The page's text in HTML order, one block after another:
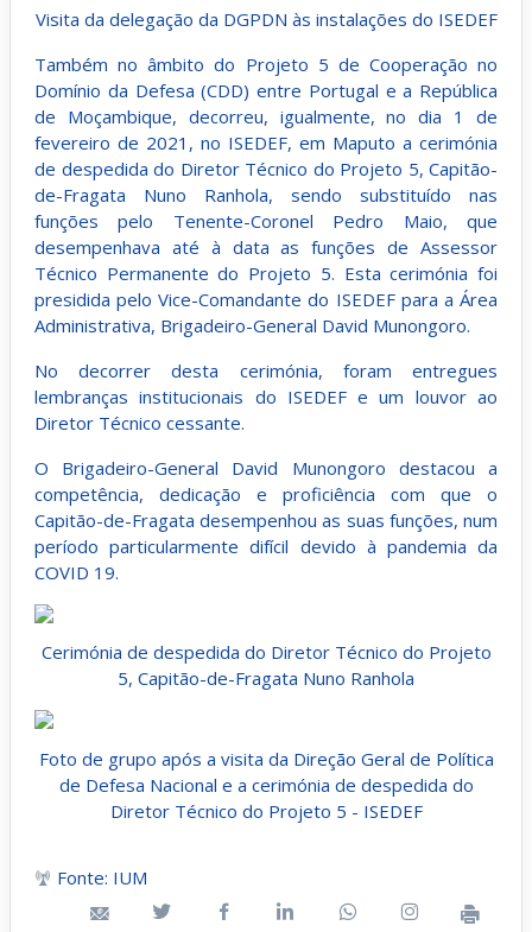
Visita da delegação da DGPDN às instalações do ISEDEF
Também no âmbito do Projeto 5 de Cooperação no
Domínio da Defesa (CDD) entre Portugal e a República
de Moçambique, decorreu, igualmente, no dia 1 de
fevereiro de 2021, no ISEDEF, em Maputo a cerimónia
de despedida do Diretor Técnico do Projeto 5, Capitão-
de-Fragata Nuno Ranhola, sendo substituído nas
funções pelo Tenente-Coronel Pedro Maio, que
desempenhava até à data as funções de Assessor
Técnico Permanente do Projeto 5. Esta cerimónia foi
presidida pelo Vice-Comandante do ISEDEF para a Área
Administrativa, Brigadeiro-General David Munongoro.
No decorrer desta cerimónia, foram entregues
lembranças institucionais do ISEDEF e um louvor ao
Diretor Técnico cessante.
O Brigadeiro-General David Munongoro destacou a
competência, dedicação e proficiência com que o
Capitão-de-Fragata desempenhou as suas funções, num
período particularmente difícil devido à pandemia da
COVID 19.
Cerimónia de despedida do Diretor Técnico do Projeto
5, Capitão-de-Fragata Nuno Ranhola
Foto de grupo após a visita da Direção Geral de Política
de Defesa Nacional e a cerimónia de despedida do
Diretor Técnico do Projeto 5 - ISEDEF
Fonte: IUM